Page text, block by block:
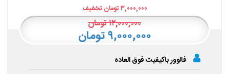
۳,۰۰۰,۰۰۰تومان تخفیف
۱۲,۰۰۰,۰۰۰تومان
۹,۰۰۰,۰۰۰ تومان
فالوور باکیفیت فوق العاده